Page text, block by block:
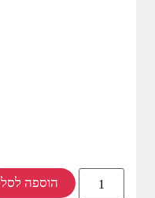
הוספה לסל